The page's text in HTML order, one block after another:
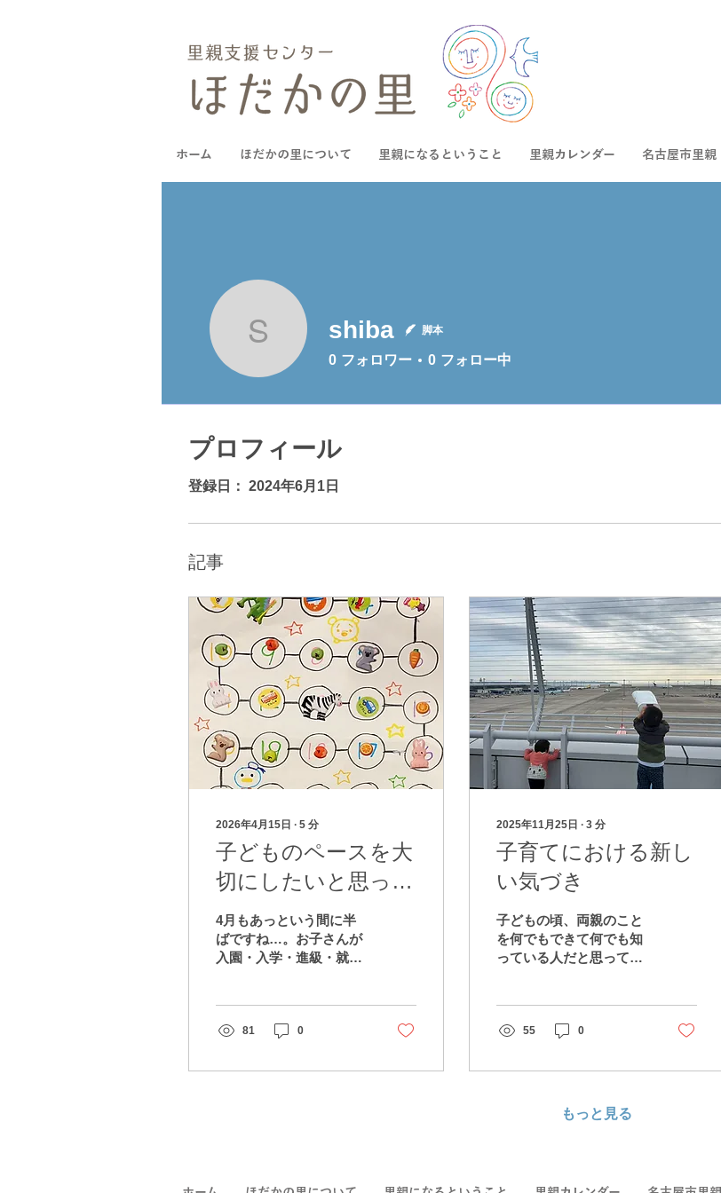
ホーム ほだかの里について 里親になるということ 里親カレンダー 名古屋市里親
shibashiba 脚本
0 フォロワー 0 フォロー中
プロフィール
登録日： 2024年6月1日
記事
2026年4月15日 ∙ 5 分
子どものペースを大
切にしたいと思った
話
4月もあっという間に半
ばですね…。お子さんが
入園・入学・進級・就職
ました。 今回は息子のト
通して、子どものペース
81 0
2025年11月25日 ∙ 3 分
子育てにおける新し
い気づき
子どもの頃、両親のこと
を何でもできて何でも知
っている人だと思ってい
ようにそういう感覚があ
大人になるにつれて、お
らないことやできないこ
とがあることに気がつき
55 0
もっと見る